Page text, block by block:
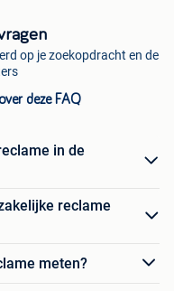
op je zoekopdracht en de
deze FAQ
in de
reclame
meten?